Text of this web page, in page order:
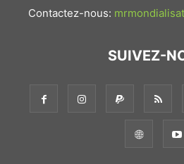
Contactez-nous:
SUIVEZ-